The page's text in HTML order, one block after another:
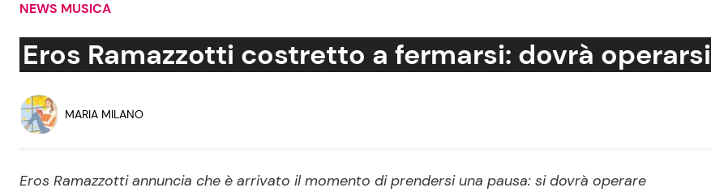
Social News
Moda e Style Dolci
NEWS MUSICA
Eros Ramazzotti costretto a fermarsi: dovrà operarsi
MARIA MILANO
Eros Ramazzotti annuncia che è arrivato il momento di prendersi una pausa: si dovrà operare